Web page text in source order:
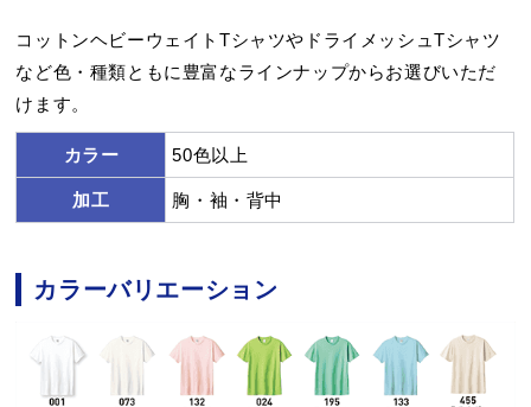
コットンヘビーウェイトTシャツやドライメッシュTシャツ
など色・種類ともに豊富なラインナップからお選びいただ
けます。
カラー 50色以上
加工 胸・袖・背中
カラーバリエーション